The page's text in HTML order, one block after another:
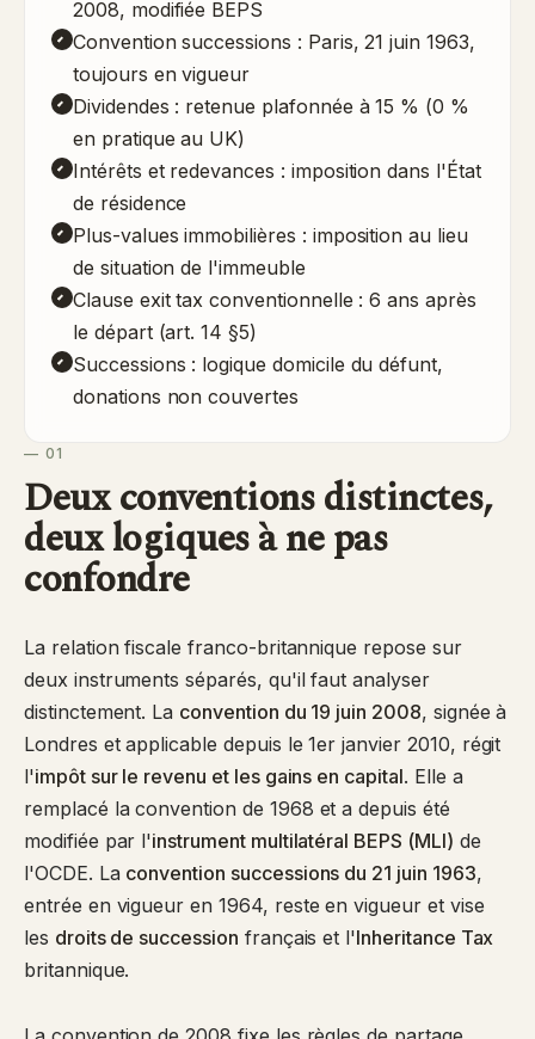
2008, modifiée BEPS
Convention successions : Paris, 21 juin 1963,
toujours en vigueur
Dividendes : retenue plafonnée à 15 % (0 %
en pratique au UK)
Intérêts et redevances : imposition dans l'État
de résidence
Plus-values immobilières : imposition au lieu
de situation de l'immeuble
Clause exit tax conventionnelle : 6 ans après
le départ (art. 14 §5)
Successions : logique domicile du défunt,
donations non couvertes
— 01
Deux conventions distinctes,
deux logiques à ne pas
confondre
La relation fiscale franco-britannique repose sur
deux instruments séparés, qu'il faut analyser
distinctement. La convention du 19 juin 2008, signée à
Londres et applicable depuis le 1er janvier 2010, régit
l'impôt sur le revenu et les gains en capital. Elle a
remplacé la convention de 1968 et a depuis été
modifiée par l'instrument multilatéral BEPS (MLI) de
l'OCDE. La convention successions du 21 juin 1963,
entrée en vigueur en 1964, reste en vigueur et vise
les droits de succession français et l'Inheritance Tax
britannique.